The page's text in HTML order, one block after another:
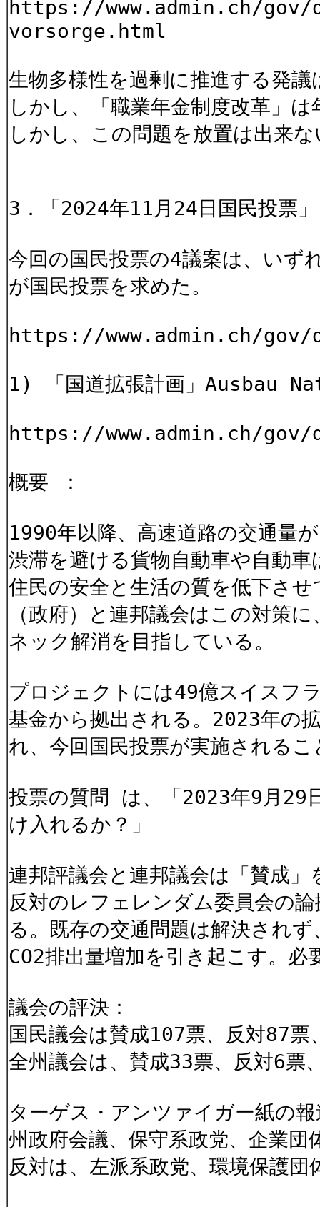
https://www.admin.ch/
vorsorge.html
生物多様性を過剰に推進する発
しかし、「職業年金制度改革」
しかし、この問題を放置は出来
3．「2024年11月24日国民投票
今回の国民投票の4議案は、いず
が国民投票を求めた。
https://www.admin.ch/gov/
1) 「国道拡張計画」Ausbau
https://www.admin.ch/gov/
概要 ：
1990年以降、高速道路の交通量
渋滞を避ける貨物自動車や自動
住民の安全と生活の質を低下さ
（政府）と連邦議会はこの対策
ネック解消を目指している。
プロジェクトには49億スイスフ
基金から拠出される。2023年の
れ、今回国民投票が実施される
投票の質問 は、「2023年9月29
け入れるか？」
連邦評議会と連邦議会は「賛成」
反対のレフェレンダム委員会の
る。既存の交通問題は解決され
CO2排出量増加を引き起こす。
議会の評決：
国民議会は賛成107票、反対87票
全州議会は、賛成33票、反対6票
ターゲス・アンツァイガー紙の
州政府会議、保守系政党、企業
反対は、左派系政党、環境保護団